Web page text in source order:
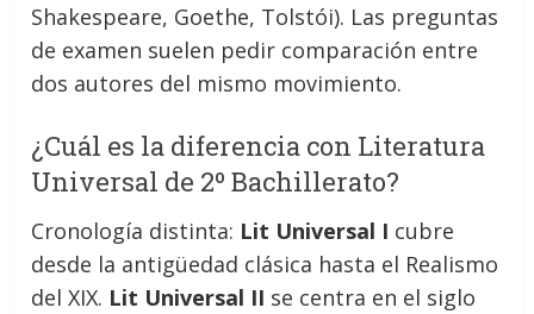
Shakespeare, Goethe, Tolstói). Las preguntas
de examen suelen pedir comparación entre
dos autores del mismo movimiento.
¿Cuál es la diferencia con Literatura
Universal de 2º Bachillerato?
Cronología distinta: Lit Universal I cubre
desde la antigüedad clásica hasta el Realismo
del XIX. Lit Universal II se centra en el siglo